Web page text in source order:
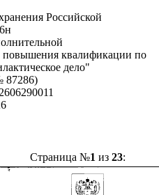
Российской
квалификации по
дело"
87286)
Страница №1 из 23: